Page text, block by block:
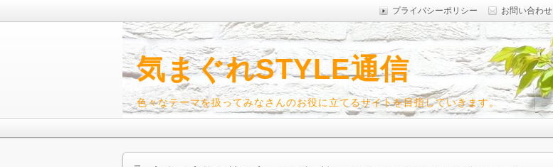
お問い合わせ
プライバシーポリシー
気まぐれSTYLE通信
色々なテーマを扱ってみなさんのお役に立てるサイトを目指していきます。